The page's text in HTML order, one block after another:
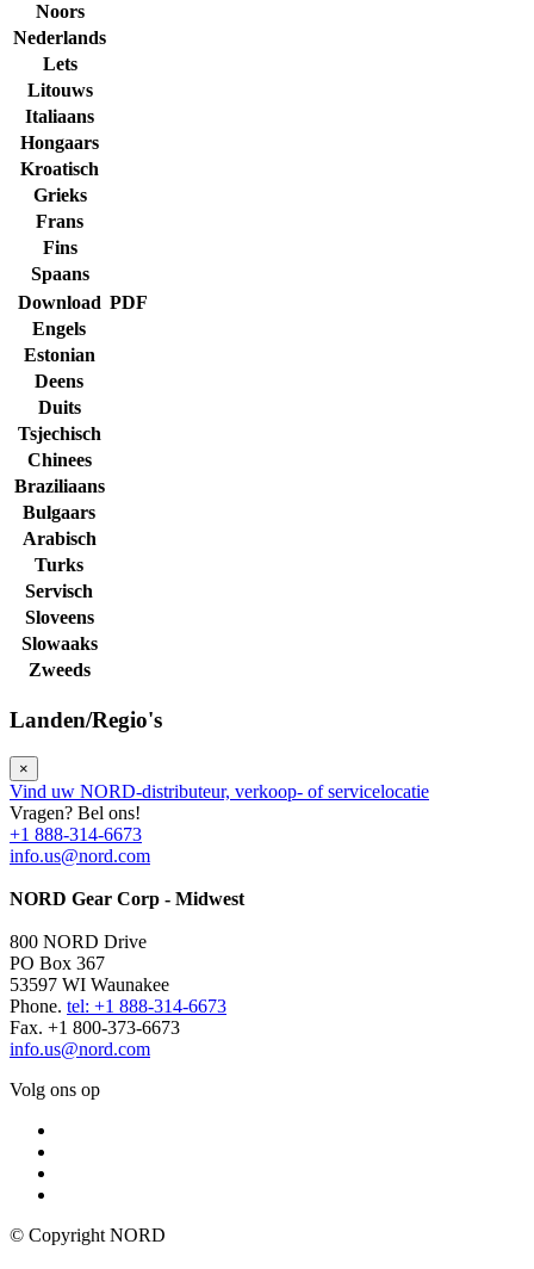
Noors
Nederlands
Lets
Litouws
Italiaans
Hongaars
Kroatisch
Grieks
Frans
Fins
Spaans
Download PDF
Engels
Estonian
Deens
Duits
Tsjechisch
Chinees
Braziliaans
Bulgaars
Arabisch
Turks
Servisch
Sloveens
Slowaaks
Zweeds
Landen/Regio's
×
Vind uw NORD-distributeur, verkoop- of servicelocatie
Vragen? Bel ons!
+1 888-314-6673
info.us@nord.com
NORD Gear Corp - Midwest
800 NORD Drive
PO Box 367
53597 WI Waunakee
Phone. tel: +1 888-314-6673
Fax. +1 800-373-6673
info.us@nord.com
Volg ons op
© Copyright NORD